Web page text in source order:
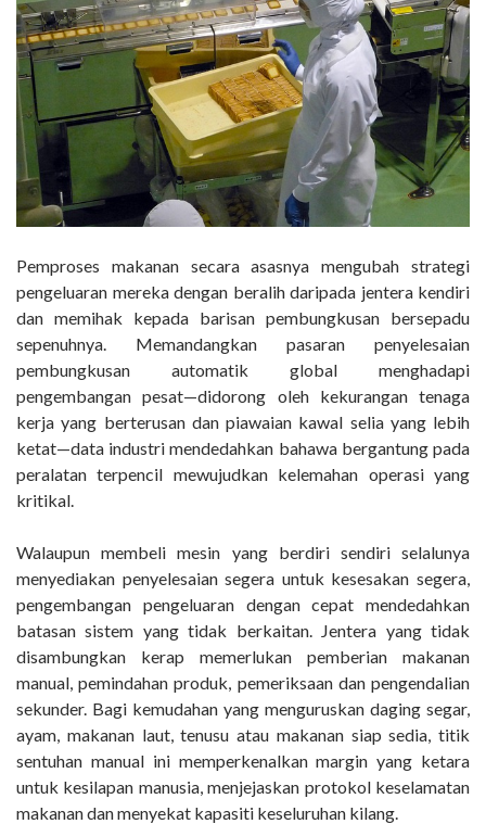
Pemproses makanan secara asasnya mengubah strategi
pengeluaran mereka dengan beralih daripada jentera kendiri
dan memihak kepada barisan pembungkusan bersepadu
sepenuhnya. Memandangkan pasaran penyelesaian
pembungkusan automatik global menghadapi
pengembangan pesat—didorong oleh kekurangan tenaga
kerja yang berterusan dan piawaian kawal selia yang lebih
ketat—data industri mendedahkan bahawa bergantung pada
peralatan terpencil mewujudkan kelemahan operasi yang
kritikal.
Walaupun membeli mesin yang berdiri sendiri selalunya
menyediakan penyelesaian segera untuk kesesakan segera,
pengembangan pengeluaran dengan cepat mendedahkan
batasan sistem yang tidak berkaitan. Jentera yang tidak
disambungkan kerap memerlukan pemberian makanan
manual, pemindahan produk, pemeriksaan dan pengendalian
sekunder. Bagi kemudahan yang menguruskan daging segar,
ayam, makanan laut, tenusu atau makanan siap sedia, titik
sentuhan manual ini memperkenalkan margin yang ketara
untuk kesilapan manusia, menjejaskan protokol keselamatan
makanan dan menyekat kapasiti keseluruhan kilang.